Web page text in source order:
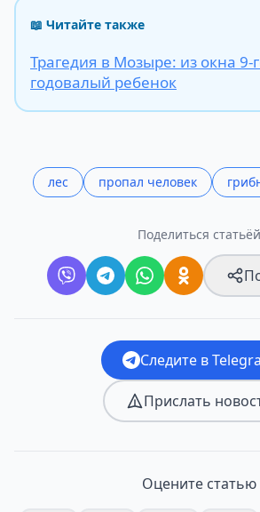
📖 Читайте также
Трагедия в Мозыре: из окна 9-
годовалый ребенок
лес пропал человек
Поделиться статьёй
Следите в
Прислать
Оцените статью